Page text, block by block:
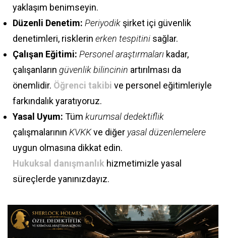
yaklaşım benimseyin.
Düzenli Denetim: Periyodik şirket içi güvenlik
denetimleri, risklerin erken tespitini sağlar.
Çalışan Eğitimi: Personel araştırmaları kadar,
çalışanların güvenlik bilincinin artırılması da
önemlidir. Öğrenci takibi ve personel eğitimleriyle
farkındalık yaratıyoruz.
Yasal Uyum: Tüm kurumsal dedektiflik
çalışmalarının KVKKve diğer yasal düzenlemelere
uygun olmasına dikkat edin.
Hukuksal danışmanlık hizmetimizle yasal
süreçlerde yanınızdayız.